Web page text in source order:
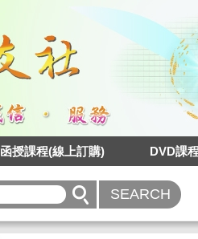
函授課程(線上訂購) DVD課